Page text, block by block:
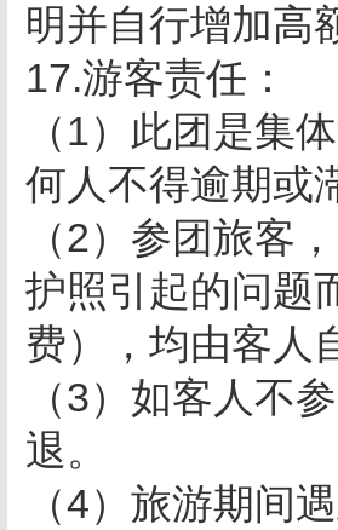
明并自行增加高
17.游客责任：
（1）此团是集
何人不得逾期或
（2）参团旅客
护照引起的问题
费），均由客人
（3）如客人不
退。
（4）旅游期间